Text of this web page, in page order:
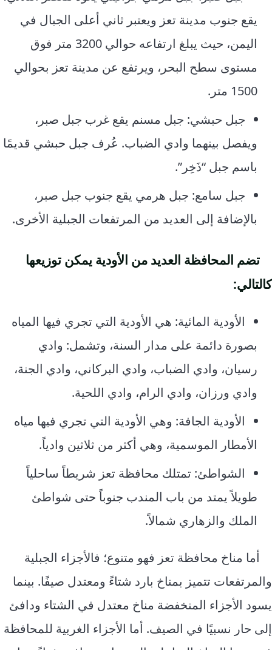
يقع جنوب مدينة تعز ويعتبر ثاني أعلى الجبال في
اليمن، حيث يبلغ ارتفاعه حوالي 3200 متر فوق
مستوى سطح البحر، ويرتفع عن مدينة تعز بحوالي
1500 متر.
جبل حبشي: جبل مسنم يقع غرب جبل صبر،
ويفصل بينهما وادي الضباب. عُرف جبل حبشي قديمًا
باسم جبل “ذَخِر”.
جبل سامع: جبل هرمي يقع جنوب جبل صبر،
بالإضافة إلى العديد من المرتفعات الجبلية الأخرى.
تضم المحافظة العديد من الأودية يمكن توزيعها
كالتالي:
الأودية المائية: هي الأودية التي تجري فيها المياه
بصورة دائمة على مدار السنة، وتشمل: وادي
رسيان، وادي الضباب، وادي البركاني، وادي الجنة،
وادي ورزان، وادي الرام، وادي اللحية.
الأودية الجافة: وهي الأودية التي تجري فيها مياه
الأمطار الموسمية، وهي أكثر من ثلاثين وادياً.
الشواطئ: تمتلك محافظة تعز شريطاً ساحلياً
طويلاً يمتد من باب المندب جنوباً حتى شواطئ
الملك والزهاري شمالاً.
أما مناخ محافظة تعز فهو متنوع؛ فالأجزاء الجبلية
والمرتفعات تتميز بمناخ بارد شتاءً ومعتدل صيفًا. بينما
يسود الأجزاء المنخفضة مناخ معتدل في الشتاء ودافئ
إلى حار نسبيًا في الصيف. أما الأجزاء الغربية للمحافظة